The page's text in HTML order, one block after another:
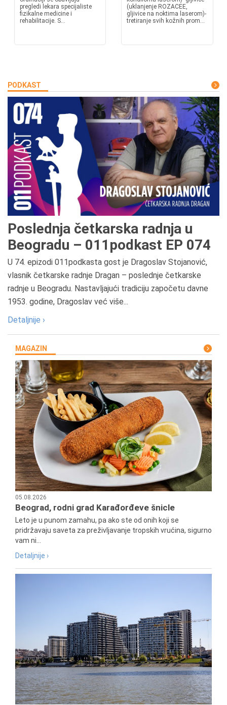
pregledi lekara specijaliste
fizikalne medicine i
rehabilitacije. S...
(uklanjenje ROZACEE,
gljivice na noktima laserom)-
tretiranje svih kožnih prom...
PODKAST
Poslednja četkarska radnja u
Beogradu – 011podkast EP 074
U 74. epizodi 011podkasta gost je Dragoslav Stojanović,
vlasnik četkarske radnje Dragan – poslednje četkarske
radnje u Beogradu. Nastavljajući tradiciju započetu davne
1953. godine, Dragoslav već više...
Detaljnije ›
MAGAZIN
05.08.2026
Beograd, rodni grad Karađorđeve šnicle
Leto je u punom zamahu, pa ako ste od onih koji se
pridržavaju saveta za preživljavanje tropskih vrućina, sigurno
vam ni...
Detaljnije ›